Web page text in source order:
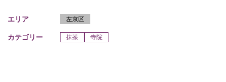
エリア 左京区
カテゴリー 抹茶 寺院